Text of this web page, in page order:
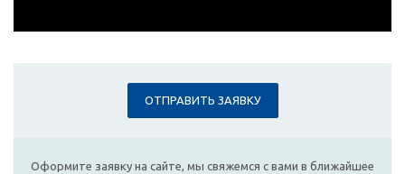
ОТПРАВИТЬ ЗАЯВКУ
Оформите заявку на сайте, мы свяжемся с вами в ближайшее